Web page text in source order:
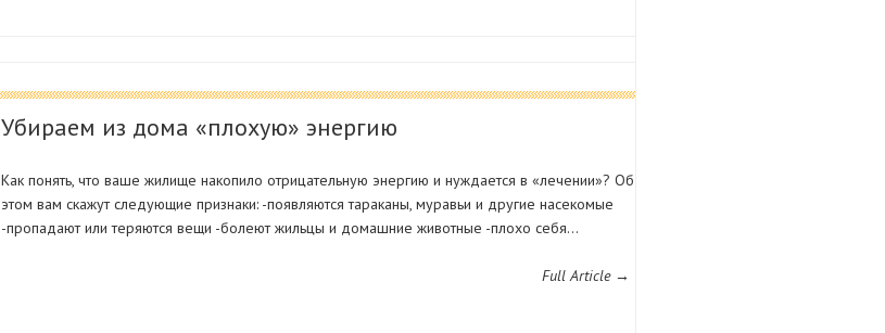
Убираем из дома «плохую» энергию
Как понять, что ваше жилище накопило отрицательную энергию и нуждается в «лечении»? Об
этом вам скажут следующие признаки: -появляются тараканы, муравьи и другие насекомые
-пропадают или теряются вещи -болеют жильцы и домашние животные -плохо себя…
Full Article →